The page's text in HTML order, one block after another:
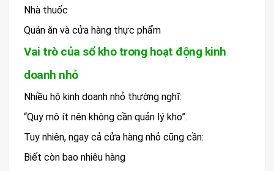
Nhà thuốc
Quán ăn và cửa hàng thực phẩm
Vai trò của sổ kho trong hoạt động kinh
doanh nhỏ
Nhiều hộ kinh doanh nhỏ thường nghĩ:
“Quy mô ít nên không cần quản lý kho”.
Tuy nhiên, ngay cả cửa hàng nhỏ cũng cần:
Biết còn bao nhiêu hàng